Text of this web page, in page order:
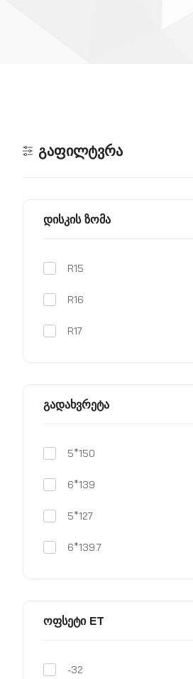
ᲒᲐᲤᲘᲚᲢᲕᲠᲐ
დისკის ზომა
R15
R16
R17
გადახვრეტა
5*150
6*139
5*127
6*139.7
ოფსეტი ET
-32